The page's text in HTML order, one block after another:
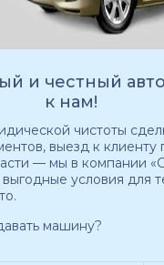
и честный
к нам!
чистоты
выезд к клиенту
— мы в компании
условия для
машину?